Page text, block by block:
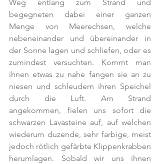
Weg entlang zum Strand und
begegneten dabei einer ganzen
Menge von Meerechsen, welche
nebeneinander und übereinander in
der Sonne lagen und schliefen, oder es
zumindest versuchten. Kommt man
ihnen etwas zu nahe fangen sie an zu
niesen und schleudern ihren Speichel
durch die Luft. Am Strand
angekommen, fielen uns sofort die
schwarzen Lavasteine auf, auf welchen
wiederum duzende, sehr farbige, meist
jedoch rötlich gefärbte Klippenkrabben
herumlagen. Sobald wir uns ihnen